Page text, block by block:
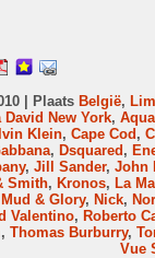
| Plaats België,
David New York,
Klein, Cape Cod ,
, Dsquared ,
, Jill Sander, John
Smith, Kronos, La
Mud & Glory, Nick,
Valentino, Roberto
, Thomas Burburry,
Vue